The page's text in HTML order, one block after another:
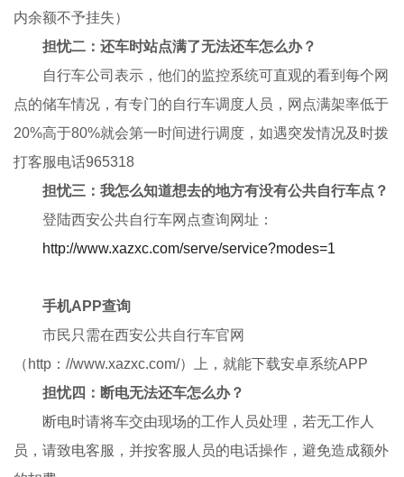
内余额不予挂失）
担忧二：还车时站点满了无法还车怎么办？
自行车公司表示，他们的监控系统可直观的看到每个网
点的储车情况，有专门的自行车调度人员，网点满架率低于
20%高于80%就会第一时间进行调度，如遇突发情况及时拨
打客服电话965318
担忧三：我怎么知道想去的地方有没有公共自行车点？
登陆西安公共自行车网点查询网址：
http://www.xazxc.com/serve/service?modes=1
手机APP查询
市民只需在西安公共自行车官网
（http：//www.xazxc.com/）上，就能下载安卓系统APP
担忧四：断电无法还车怎么办？
断电时请将车交由现场的工作人员处理，若无工作人
员，请致电客服，并按客服人员的电话操作，避免造成额外